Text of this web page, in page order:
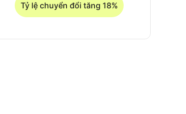
Tỷ lệ chuyển đổi tăng 18%